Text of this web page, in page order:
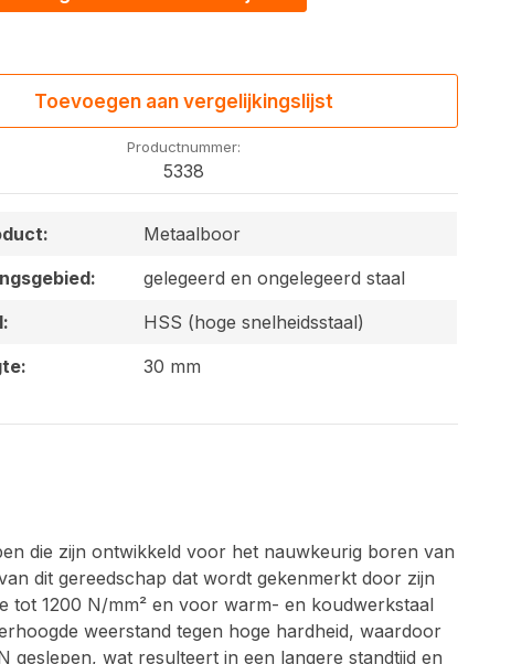
Toevoegen aan vergelijkingslijst
Productnummer:
5338
Metaalboor
gelegeerd en ongelegeerd staal
HSS (hoge snelheidsstaal)
30 mm
die zijn ontwikkeld voor het nauwkeurig boren van
dit gereedschap dat wordt gekenmerkt door zijn
tot 1200 N/mm² en voor warm- en koudwerkstaal
weerstand tegen hoge hardheid, waardoor
geslepen, wat resulteert in een langere standtijd en